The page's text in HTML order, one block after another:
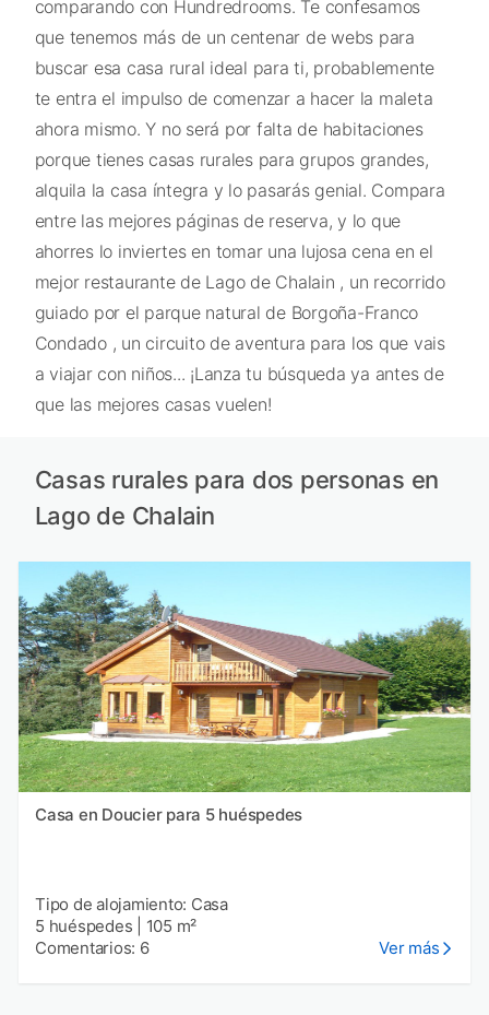
comparando con Hundredrooms. Te confesamos
que tenemos más de un centenar de webs para
buscar esa casa rural ideal para ti, probablemente
te entra el impulso de comenzar a hacer la maleta
ahora mismo. Y no será por falta de habitaciones
porque tienes casas rurales para grupos grandes,
alquila la casa íntegra y lo pasarás genial. Compara
entre las mejores páginas de reserva, y lo que
ahorres lo inviertes en tomar una lujosa cena en el
mejor restaurante de Lago de Chalain , un recorrido
guiado por el parque natural de Borgoña-Franco
Condado , un circuito de aventura para los que vais
a viajar con niños... ¡Lanza tu búsqueda ya antes de
que las mejores casas vuelen!
Casas rurales para dos personas en
Lago de Chalain
Casa en Doucier para 5 huéspedes
Tipo de alojamiento: Casa
5 huéspedes
105 m²
Comentarios: 6
Ver más